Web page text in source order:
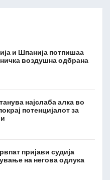
и Шпанија потпишаа
воздушна одбрана
најслаба алка во
потенцијалот за
пријави судија
на негова одлука